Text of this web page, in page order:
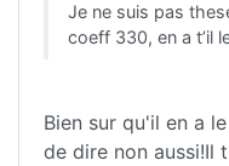
Je ne suis pas
coeff 330, en a t’il
Bien sur qu'il en a
de dire non aussi!Il